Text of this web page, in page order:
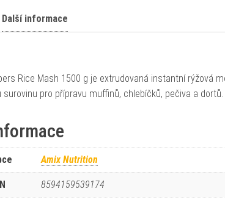
Další informace
Rice Mash 1500 g je extrudovaná instantní rýžová
surovinu pro přípravu muffinů, chlebíčků, pečiva a dortů.
Amix Nutrition
8594159539174